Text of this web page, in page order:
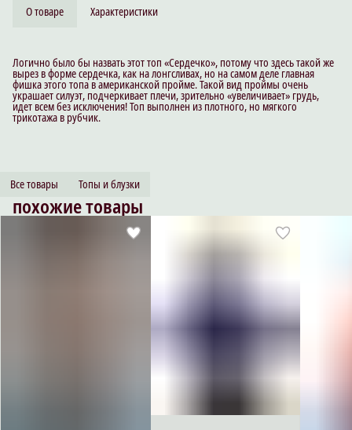
О товаре Характеристики
Логично было бы назвать этот топ «Сердечко», потому что здесь такой же
вырез в форме сердечка, как на лонгсливах, но на самом деле главная
фишка этого топа в американской пройме. Такой вид проймы очень
украшает силуэт, подчеркивает плечи, зрительно «увеличивает» грудь,
идет всем без исключения! Топ выполнен из плотного, но мягкого
трикотажа в рубчик.
Все товары Топы и блузки
похожие товары